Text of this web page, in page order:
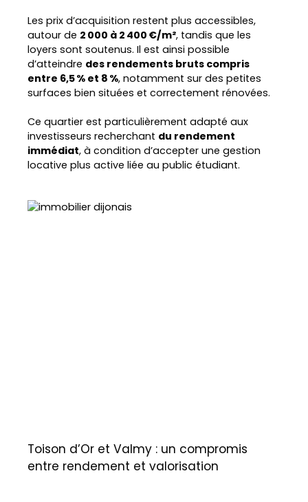
Les prix d’acquisition restent plus accessibles,
autour de 2 000 à 2 400 €/m², tandis que les
loyers sont soutenus. Il est ainsi possible
d’atteindre des rendements bruts compris
entre 6,5 % et 8 %, notamment sur des petites
surfaces bien situées et correctement rénovées.
Ce quartier est particulièrement adapté aux
investisseurs recherchant du rendement
immédiat, à condition d’accepter une gestion
locative plus active liée au public étudiant.
Toison d’Or et Valmy : un compromis
entre rendement et valorisation